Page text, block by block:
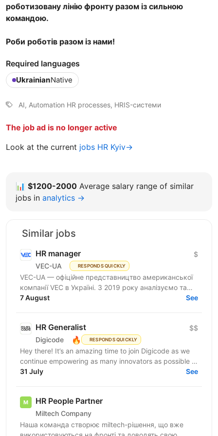
роботизовану лінію фронту разом із сильною
командою.
Роби роботів разом із нами!
Required languages
UkrainianNative
AI, Automation HR processes, HRIS-системи
The job ad is no longer active
Look at the current jobs HR Kyiv→
📊 $1200-2000 Average salary range of similar
jobs in analytics →
Similar jobs
HR manager
VEC-UA RESPONDS QUICKLY
$
VEC-UA — офіційне представництво американської
компанії VEC в Україні. З 2019 року аналізуємо та
моделюємо електричні мережі у віртуальному
7 August See
HR Generalist
Digicode 🔥 RESPONDS QUICKLY
$$
Hey there! It’s an amazing time to join Digicode as we
continue empowering as many innovators as possible to
change the world. We deliver outstanding...
31 July See
HR People Partner
Miltech Company
Наша команда створює miltech-рішення, що вже